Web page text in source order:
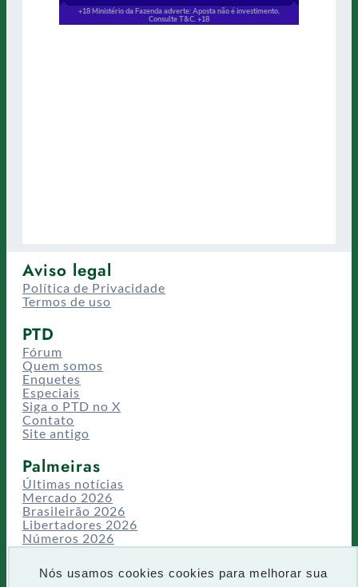
Nós usamos cookies cookies para melhorar sua
Aviso legal
Política de Privacidade
Termos de uso
PTD
Fórum
Quem somos
Enquetes
Especiais
Siga o PTD no X
Contato
Site antigo
Palmeiras
Últimas notícias
Mercado 2026
Brasileirão 2026
Libertadores 2026
Números 2026
Campeonatos
Temporadas
CT/Centro de Excelência